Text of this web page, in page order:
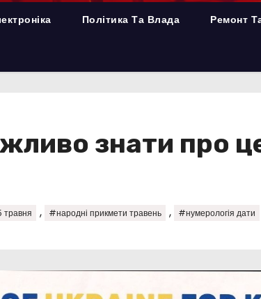
Політика Та Влада Ремонт
знати про
травня , #народні прикмети травень , #нумерологія дати